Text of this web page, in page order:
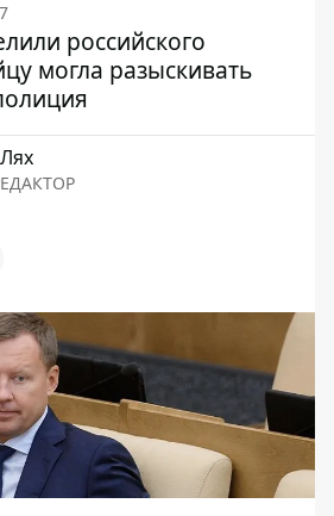
российского
могла разыскивать